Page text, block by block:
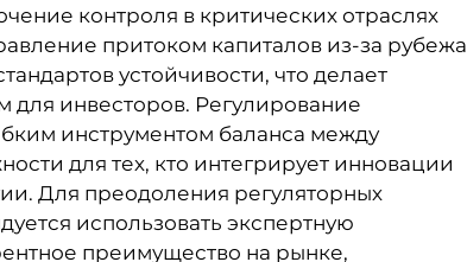
контроля в критических отраслях
притоком капиталов из-за рубежа
устойчивости, что делает
для инвесторов. Регулирование
инструментом баланса между
для тех, кто интегрирует инновации
Для преодоления регуляторных
использовать экспертную
преимущество на рынке,